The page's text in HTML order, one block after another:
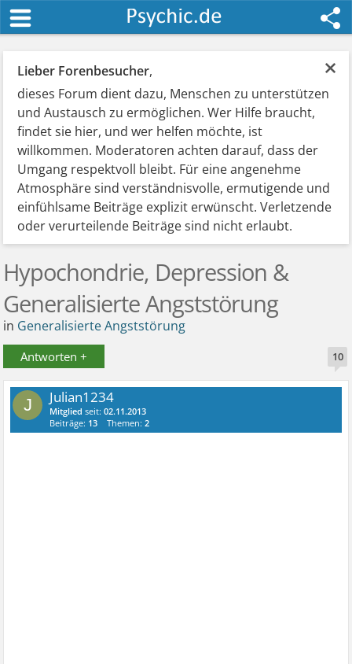
×
Lieber Forenbesucher,
dieses Forum dient dazu, Menschen zu unterstützen
und Austausch zu ermöglichen. Wer Hilfe braucht,
findet sie hier, und wer helfen möchte, ist
willkommen. Moderatoren achten darauf, dass der
Umgang respektvoll bleibt. Für eine angenehme
Atmosphäre sind verständnisvolle, ermutigende und
einfühlsame Beiträge explizit erwünscht. Verletzende
oder verurteilende Beiträge sind nicht erlaubt.
Hypochondrie, Depression &
Generalisierte Angststörung
in Generalisierte Angststörung
Antworten + 10
J Julian1234
Mitglied seit:02.11.2013
Beiträge: 13 Themen:2